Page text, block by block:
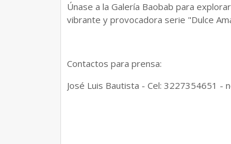
Únase a la Galería Baobab para
vibrante y provocadora serie "Dulce
Contactos para prensa:
José Luis Bautista - Cel: 3227354651 -